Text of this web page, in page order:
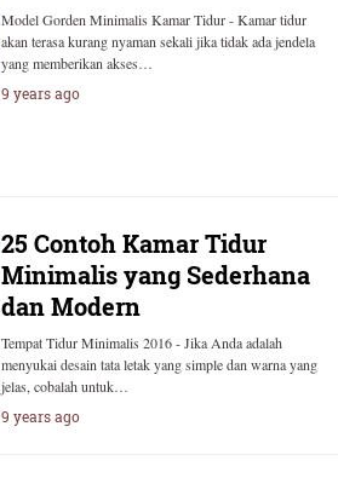
Model Gorden Minimalis Kamar Tidur - Kamar tidur
akan terasa kurang nyaman sekali jika tidak ada jendela
yang memberikan akses…
9 years ago
25 Contoh Kamar Tidur
Minimalis yang Sederhana
dan Modern
Tempat Tidur Minimalis 2016 - Jika Anda adalah
menyukai desain tata letak yang simple dan warna yang
jelas, cobalah untuk…
9 years ago